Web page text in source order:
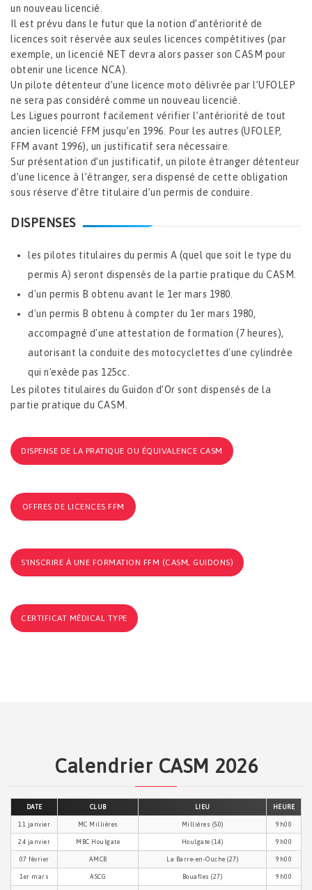
un nouveau licencié.
Il est prévu dans le futur que la notion d’antériorité de
licences soit réservée aux seules licences compétitives (par
exemple, un licencié NET devra alors passer son CASM pour
obtenir une licence NCA).
Un pilote détenteur d’une licence moto délivrée par l’UFOLEP
ne sera pas considéré comme un nouveau licencié.
Les Ligues pourront facilement vérifier l’antériorité de tout
ancien licencié FFM jusqu’en 1996. Pour les autres (UFOLEP,
FFM avant 1996), un justificatif sera nécessaire.
Sur présentation d’un justificatif, un pilote étranger détenteur
d’une licence à l’étranger, sera dispensé de cette obligation
sous réserve d’être titulaire d’un permis de conduire.
DISPENSES
les pilotes titulaires du permis A (quel que soit le type du
permis A) seront dispensés de la partie pratique du CASM.
d'un permis B obtenu avant le 1er mars 1980.
d'un permis B obtenu à compter du 1er mars 1980,
accompagné d'une attestation de formation (7 heures),
autorisant la conduite des motocyclettes d'une cylindrée
qui n'exède pas 125cc.
Les pilotes titulaires du Guidon d’Or sont dispensés de la
partie pratique du CASM.
DISPENSE DE LA PRATIQUE OU ÉQUIVALENCE CASM
OFFRES DE LICENCES FFM
S'INSCRIRE À UNE FORMATION FFM (CASM, GUIDONS)
CERTIFICAT MÉDICAL TYPE
Calendrier CASM 2026
DATE CLUB LIEU HEURE
11 janvier MC Millières Millières (50) 9h00
24 janvier MBC Houlgate Houlgate (14) 9h00
07 février AMCB La Barre-en-Ouche (27) 9h00
1er mars ASCG Bouafles (27) 9h00